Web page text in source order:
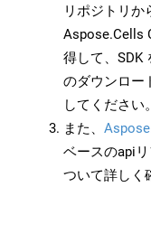
リポジトリか
Aspose.Cells
得して、SDK
のダウンロー
してください。
また、
ベースのapi
ついて詳しく